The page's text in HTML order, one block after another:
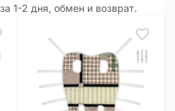
1-2 дня, обмен и возврат.